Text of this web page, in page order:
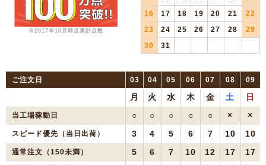
※2017年10月時点累計点数
16
17 18 19 20 21
22
23
24 25 26 27 28
29
30
31
ご注文日 03 04 05 06 07 08 09
月 火 水 木 金 土 日
当工場稼動日 ○ ○ ○ ○ ○ × ×
スピード優先（当日出荷） 3 4 5 6 7 10 10
通常注文（150未満） 5 6 7 10 12 17 17